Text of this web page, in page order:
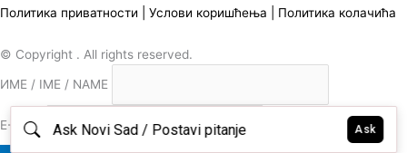
Политика приватности Услови коришћења Политика колачића
© Copyright . All rights reserved.
ИМЕ / IME / NAME
E-MAIL